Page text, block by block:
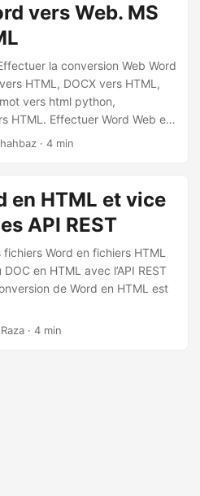
vers Web. MS
la conversion Web Word
HTML, DOCX vers HTML,
vers html python,
HTML. Effectuer Word Web en
· 4 min
en HTML et vice
API REST
Word en fichiers HTML
en HTML avec l’API REST
de Word en HTML est
· 4 min